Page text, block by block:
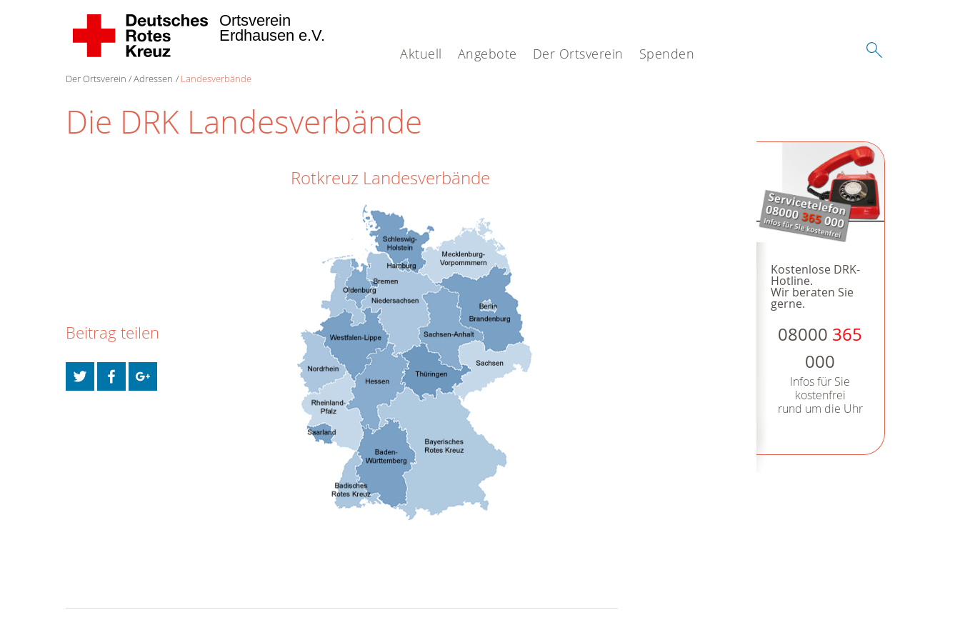
Aktuell Angebote Der Ortsverein Spenden
Ortsverein
Erdhausen e.V.
Der Ortsverein Adressen Landesverbände
Die DRK Landesverbände
Kostenlose DRK-
Hotline.
Wir beraten Sie
gerne.
08000 365
000
Infos für Sie
kostenfrei
rund um die Uhr
Rotkreuz Landesverbände
Beitrag teilen